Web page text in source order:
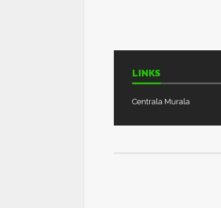
LINKS
Centrala Murala